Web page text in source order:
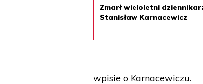
Zmarł wieloletni
Stanisław Karnacewicz
wpisie o Karnacewiczu.